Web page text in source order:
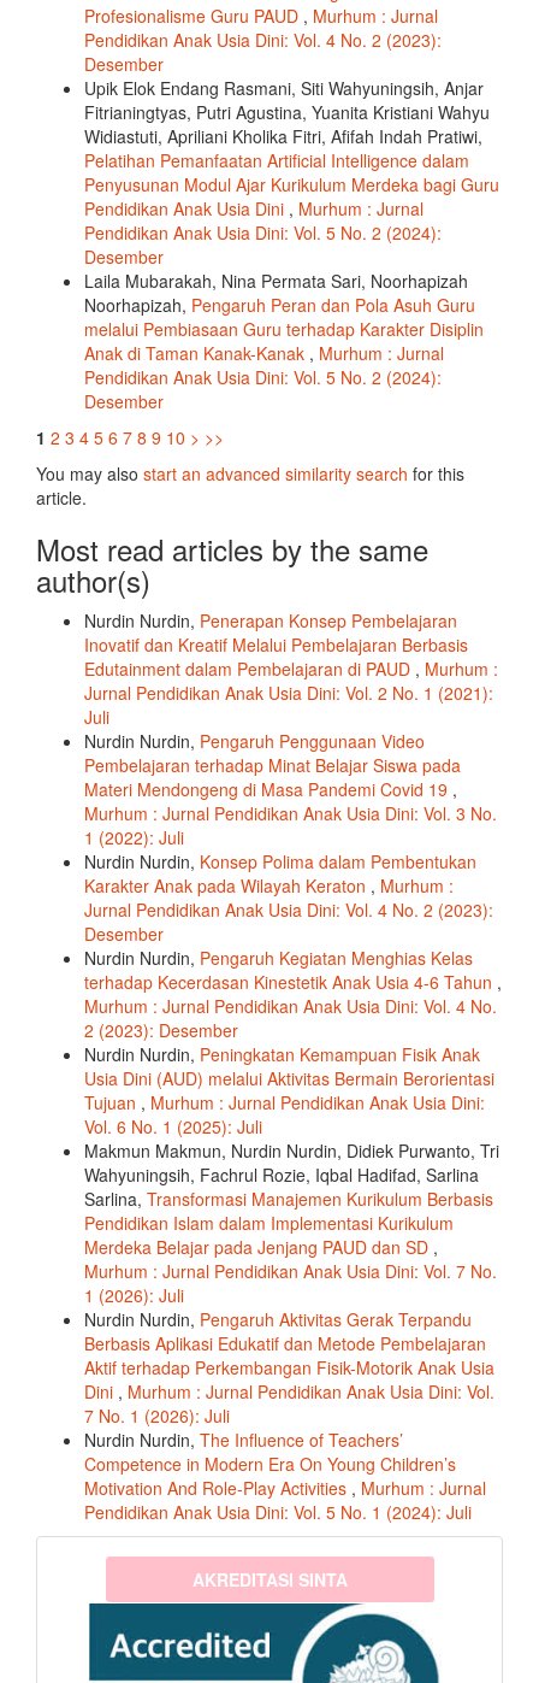
Profesionalisme Guru PAUD , Murhum : Jurnal
Pendidikan Anak Usia Dini: Vol. 4 No. 2 (2023):
Desember
Upik Elok Endang Rasmani, Siti Wahyuningsih, Anjar
Fitrianingtyas, Putri Agustina, Yuanita Kristiani Wahyu
Widiastuti, Apriliani Kholika Fitri, Afifah Indah Pratiwi,
Pelatihan Pemanfaatan Artificial Intelligence dalam
Penyusunan Modul Ajar Kurikulum Merdeka bagi Guru
Pendidikan Anak Usia Dini , Murhum : Jurnal
Pendidikan Anak Usia Dini: Vol. 5 No. 2 (2024):
Desember
Laila Mubarakah, Nina Permata Sari, Noorhapizah
Noorhapizah, Pengaruh Peran dan Pola Asuh Guru
melalui Pembiasaan Guru terhadap Karakter Disiplin
Anak di Taman Kanak-Kanak , Murhum : Jurnal
Pendidikan Anak Usia Dini: Vol. 5 No. 2 (2024):
Desember
1 2 3 4 5 6 7 8 9 10 > >>
You may also start an advanced similarity search for this
article.
Most read articles by the same
author(s)
Nurdin Nurdin, Penerapan Konsep Pembelajaran
Inovatif dan Kreatif Melalui Pembelajaran Berbasis
Edutainment dalam Pembelajaran di PAUD , Murhum :
Jurnal Pendidikan Anak Usia Dini: Vol. 2 No. 1 (2021):
Juli
Nurdin Nurdin, Pengaruh Penggunaan Video
Pembelajaran terhadap Minat Belajar Siswa pada
Materi Mendongeng di Masa Pandemi Covid 19 ,
Murhum : Jurnal Pendidikan Anak Usia Dini: Vol. 3 No.
1 (2022): Juli
Nurdin Nurdin, Konsep Polima dalam Pembentukan
Karakter Anak pada Wilayah Keraton , Murhum :
Jurnal Pendidikan Anak Usia Dini: Vol. 4 No. 2 (2023):
Desember
Nurdin Nurdin, Pengaruh Kegiatan Menghias Kelas
terhadap Kecerdasan Kinestetik Anak Usia 4-6 Tahun ,
Murhum : Jurnal Pendidikan Anak Usia Dini: Vol. 4 No.
2 (2023): Desember
Nurdin Nurdin, Peningkatan Kemampuan Fisik Anak
Usia Dini (AUD) melalui Aktivitas Bermain Berorientasi
Tujuan , Murhum : Jurnal Pendidikan Anak Usia Dini:
Vol. 6 No. 1 (2025): Juli
Makmun Makmun, Nurdin Nurdin, Didiek Purwanto, Tri
Wahyuningsih, Fachrul Rozie, Iqbal Hadifad, Sarlina
Sarlina, Transformasi Manajemen Kurikulum Berbasis
Pendidikan Islam dalam Implementasi Kurikulum
Merdeka Belajar pada Jenjang PAUD dan SD ,
Murhum : Jurnal Pendidikan Anak Usia Dini: Vol. 7 No.
1 (2026): Juli
Nurdin Nurdin, Pengaruh Aktivitas Gerak Terpandu
Berbasis Aplikasi Edukatif dan Metode Pembelajaran
Aktif terhadap Perkembangan Fisik-Motorik Anak Usia
Dini , Murhum : Jurnal Pendidikan Anak Usia Dini: Vol.
7 No. 1 (2026): Juli
Nurdin Nurdin, The Influence of Teachers’
Competence in Modern Era On Young Children’s
Motivation And Role-Play Activities , Murhum : Jurnal
Pendidikan Anak Usia Dini: Vol. 5 No. 1 (2024): Juli
sinta3 AKREDITASI SINTA